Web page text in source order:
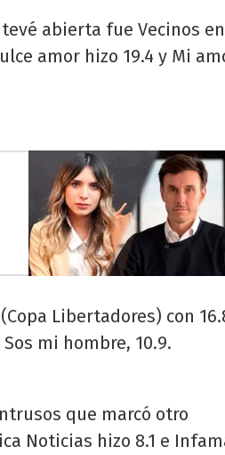
abierta fue Vecinos en
amor hizo 19.4 y Mi
Libertadores) con
mi hombre, 10.9.
que marcó otro
Noticias hizo 8.1 e